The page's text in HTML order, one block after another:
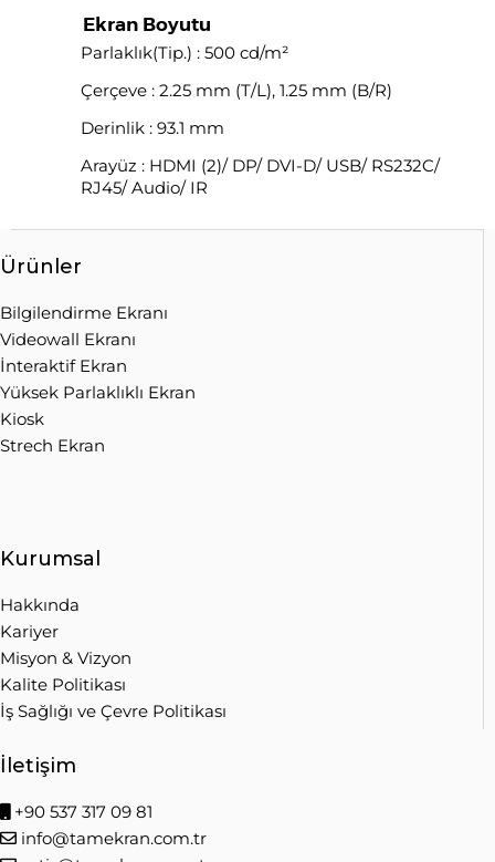
Ekran Boyutu
Parlaklık(Tip.) : 500 cd/m²
Çerçeve : 2.25 mm (T/L), 1.25 mm (B/R)
Derinlik : 93.1 mm
Arayüz : HDMI (2)/ DP/ DVI-D/ USB/ RS232C/
RJ45/ Audio/ IR
Ürünler
Bilgilendirme Ekranı
Videowall Ekranı
İnteraktif Ekran
Yüksek Parlaklıklı Ekran
Kiosk
Strech Ekran
Kurumsal
Hakkında
Kariyer
Misyon & Vizyon
Kalite Politikası
İş Sağlığı ve Çevre Politikası
İletişim
+90 537 317 09 81
info@tamekran.com.tr